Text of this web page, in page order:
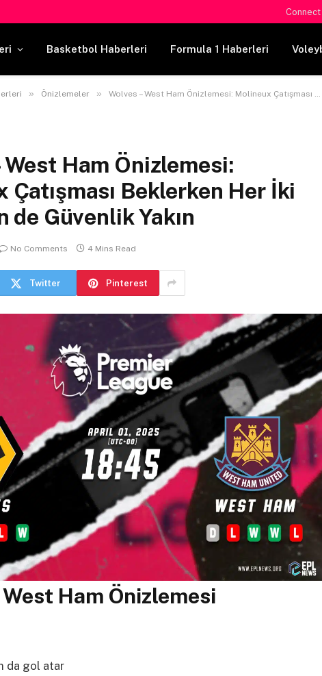
Basketbol Haberleri Formula 1 Haberleri
» Önizlemeler » Wolves – West Ham Önizlemesi: Molineux Çatışması Beklerken Her İki Taraf İçin de Güvenlik Yakın
West Ham Önizlemesi:
Çatışması Beklerken Her İki
de Güvenlik Yakın
No Comments 4 Mins Read
Twitter Pinterest
Ham Önizlemesi
da gol atar